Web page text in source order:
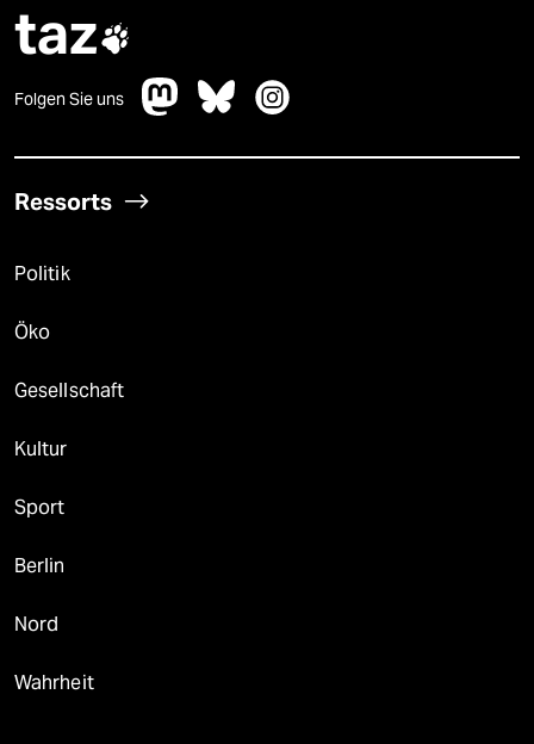
taz
Folgen Sie uns
Ressorts
Politik
Öko
Gesellschaft
Kultur
Sport
Berlin
Nord
Wahrheit